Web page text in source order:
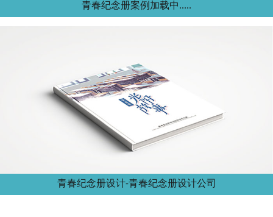
青春纪念册案例加载中.....
青春纪念册设计-青春纪念册设计公司